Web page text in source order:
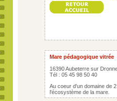
Mare pédagogique vitrée
16390 Aubeterre sur
Tél : 05 45 98 50 40
Au coeur d'un domaine de
l'écosystème de la mare.